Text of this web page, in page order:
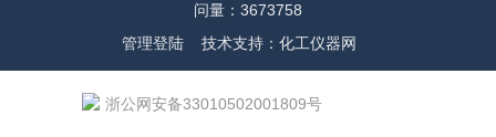
问量：3673758
管理登陆技术支持： 化工仪器网
浙公网安备33010502001809号